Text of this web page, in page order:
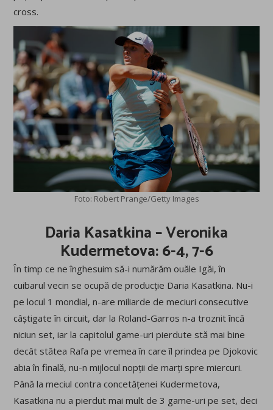
cross.
Foto: Robert Prange/Getty Images
Daria Kasatkina – Veronika
Kudermetova: 6-4, 7-6
În timp ce ne înghesuim să-i numărăm ouăle Igăi, în
cuibarul vecin se ocupă de producție Daria Kasatkina. Nu-i
pe locul 1 mondial, n-are miliarde de meciuri consecutive
câștigate în circuit, dar la Roland-Garros n-a troznit încă
niciun set, iar la capitolul game-uri pierdute stă mai bine
decât stătea Rafa pe vremea în care îl prindea pe Djokovic
abia în finală, nu-n mijlocul nopții de marți spre miercuri.
Până la meciul contra concetățenei Kudermetova,
Kasatkina nu a pierdut mai mult de 3 game-uri pe set, deci